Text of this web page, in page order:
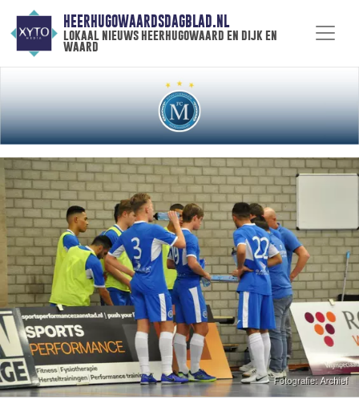
HEERHUGOWAARDSDAGBLAD.NL
lokaal nieuws heerhugowaard en dijk en
waard